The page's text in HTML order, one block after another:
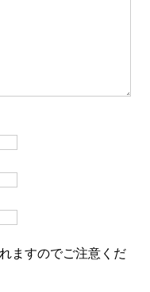
ますのでご注意くだ